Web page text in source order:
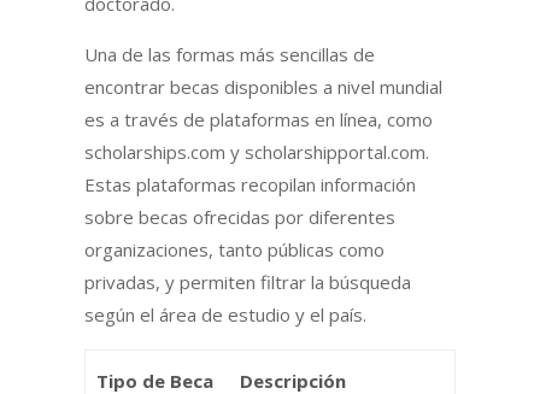
Una de las formas más sencillas de
encontrar becas disponibles a nivel mundial
es a través de plataformas en línea, como
scholarships.com y scholarshipportal.com.
Estas plataformas recopilan información
sobre becas ofrecidas por diferentes
organizaciones, tanto públicas como
privadas, y permiten filtrar la búsqueda
según el área de estudio y el país.
Tipo de Beca Descripción